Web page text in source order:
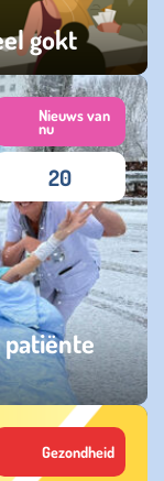
gokt
Nieuws van
nu
20
Gezondheid